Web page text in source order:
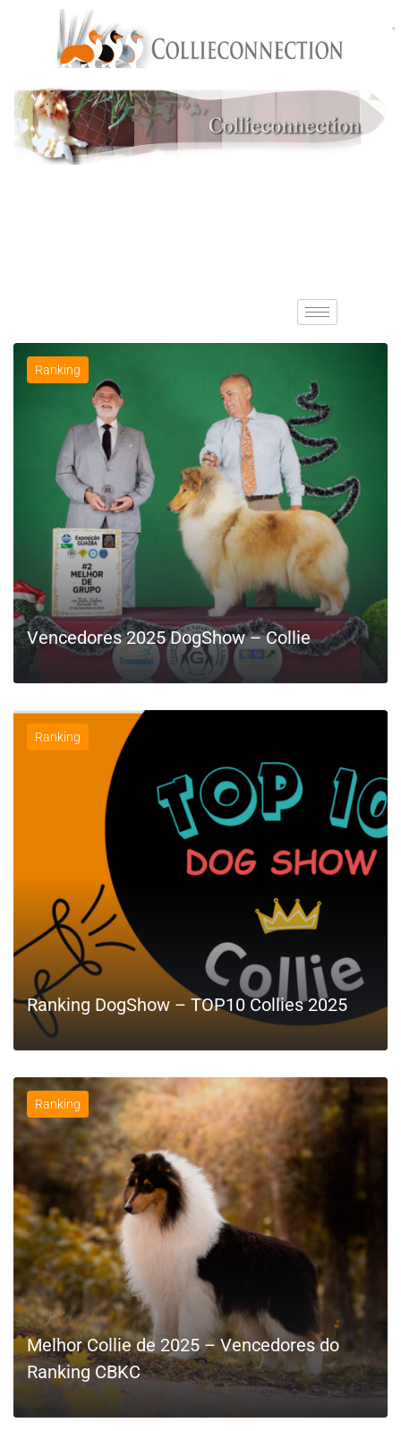
Ranking
Vencedores 2025 DogShow – Collie
Ranking
Ranking DogShow – TOP10 Collies 2025
LEIA MAIS
Ranking
Melhor Collie de 2025 – Vencedores do
Ranking CBKC